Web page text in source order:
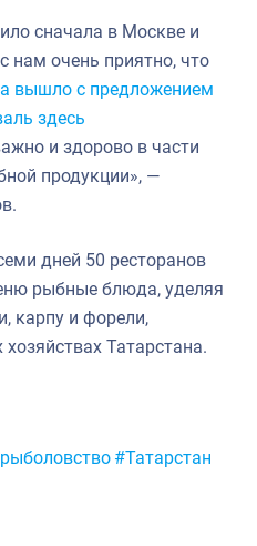
сначала в Москве и
нам очень приятно, что
вышло с предложением
здесь
и здорово в части
продукции», —
дней 50 ресторанов
рыбные блюда, уделяя
карпу и форели,
Татарстана.
#Татарстан